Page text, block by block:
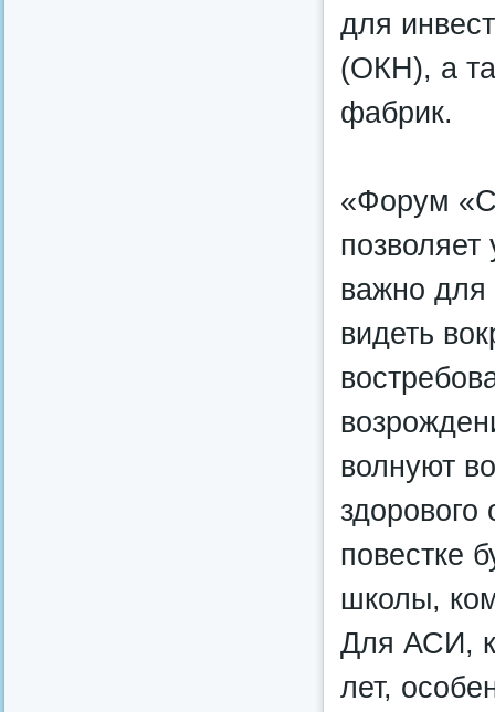
для
(ОКН), а
фабрик.
«Форум
позволяет
важно для
видеть
волнуют
здорового
повестке
школы,
Для АСИ,
лет,